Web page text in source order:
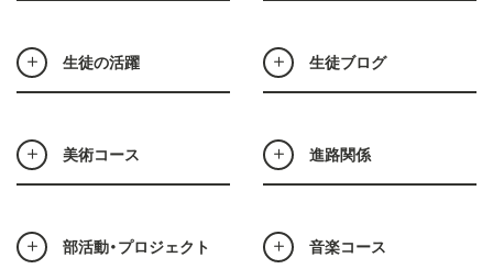
生徒の活躍 生徒ブログ
美術コース 進路関係
部活動・プロジェクト 音楽コース